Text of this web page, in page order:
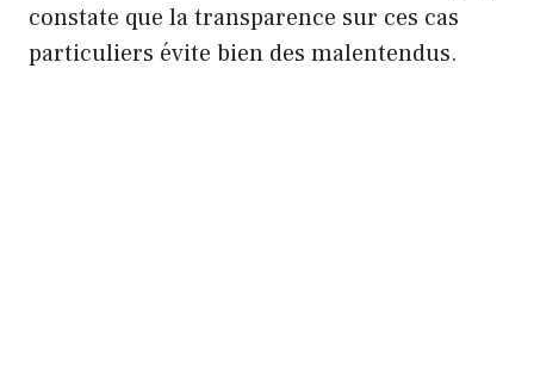
constate que la transparence sur ces cas
particuliers évite bien des malentendus.